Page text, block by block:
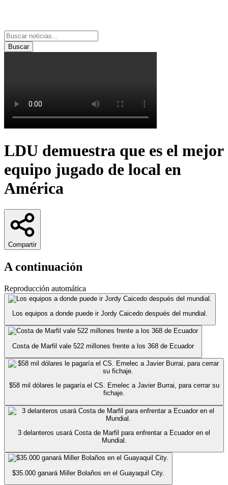
Buscar
LDU demuestra que es el mejor
equipo jugado de local en
América
Compartir
A continuación
Reproducción automática
Los equipos a donde puede ir Jordy Caicedo después del mundial.
Costa de Marfil vale 522 millones frente a los 368 de Ecuador
$58 mil dólares le pagaría el CS. Emelec a Javier Burrai, para cerrar su
fichaje.
3 delanteros usará Costa de Marfil para enfrentar a Ecuador en el
Mundial.
$35.000 ganará Miller Bolaños en el Guayaquil City.